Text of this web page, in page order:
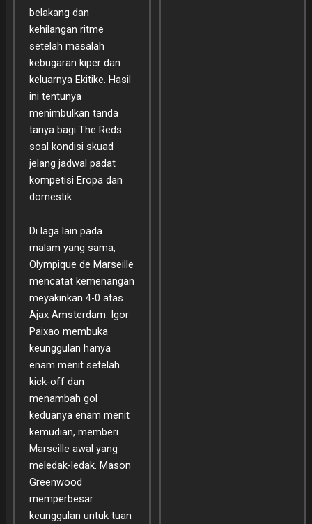
belakang dan
kehilangan ritme
setelah masalah
kebugaran kiper dan
keluarnya Ekitike. Hasil
ini tentunya
menimbulkan tanda
tanya bagi The Reds
soal kondisi skuad
jelang jadwal padat
kompetisi Eropa dan
domestik.
Di laga lain pada
malam yang sama,
Olympique de Marseille
mencatat kemenangan
meyakinkan 4-0 atas
Ajax Amsterdam. Igor
Paixao membuka
keunggulan hanya
enam menit setelah
kick-off dan
menambah gol
keduanya enam menit
kemudian, memberi
Marseille awal yang
meledak-ledak. Mason
Greenwood
memperbesar
keunggulan untuk tuan